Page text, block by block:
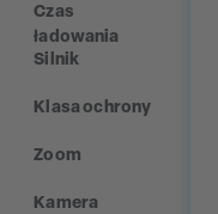
Czas
ładowania
Silnik
Klasa ochrony
Zoom
Kamera